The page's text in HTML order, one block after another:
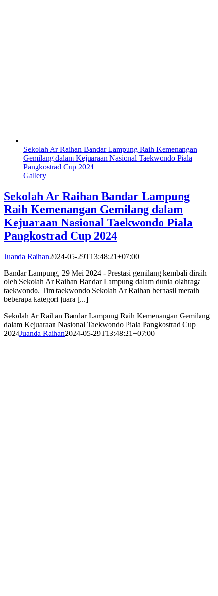
Sekolah Ar Raihan Bandar Lampung Raih Kemenangan
Gemilang dalam Kejuaraan Nasional Taekwondo Piala
Pangkostrad Cup 2024
Gallery
Sekolah Ar Raihan Bandar Lampung
Raih Kemenangan Gemilang dalam
Kejuaraan Nasional Taekwondo Piala
Pangkostrad Cup 2024
Juanda Raihan2024-05-29T13:48:21+07:00
Bandar Lampung, 29 Mei 2024 - Prestasi gemilang kembali diraih
oleh Sekolah Ar Raihan Bandar Lampung dalam dunia olahraga
taekwondo. Tim taekwondo Sekolah Ar Raihan berhasil meraih
beberapa kategori juara [...]
Sekolah Ar Raihan Bandar Lampung Raih Kemenangan Gemilang
dalam Kejuaraan Nasional Taekwondo Piala Pangkostrad Cup
2024Juanda Raihan2024-05-29T13:48:21+07:00